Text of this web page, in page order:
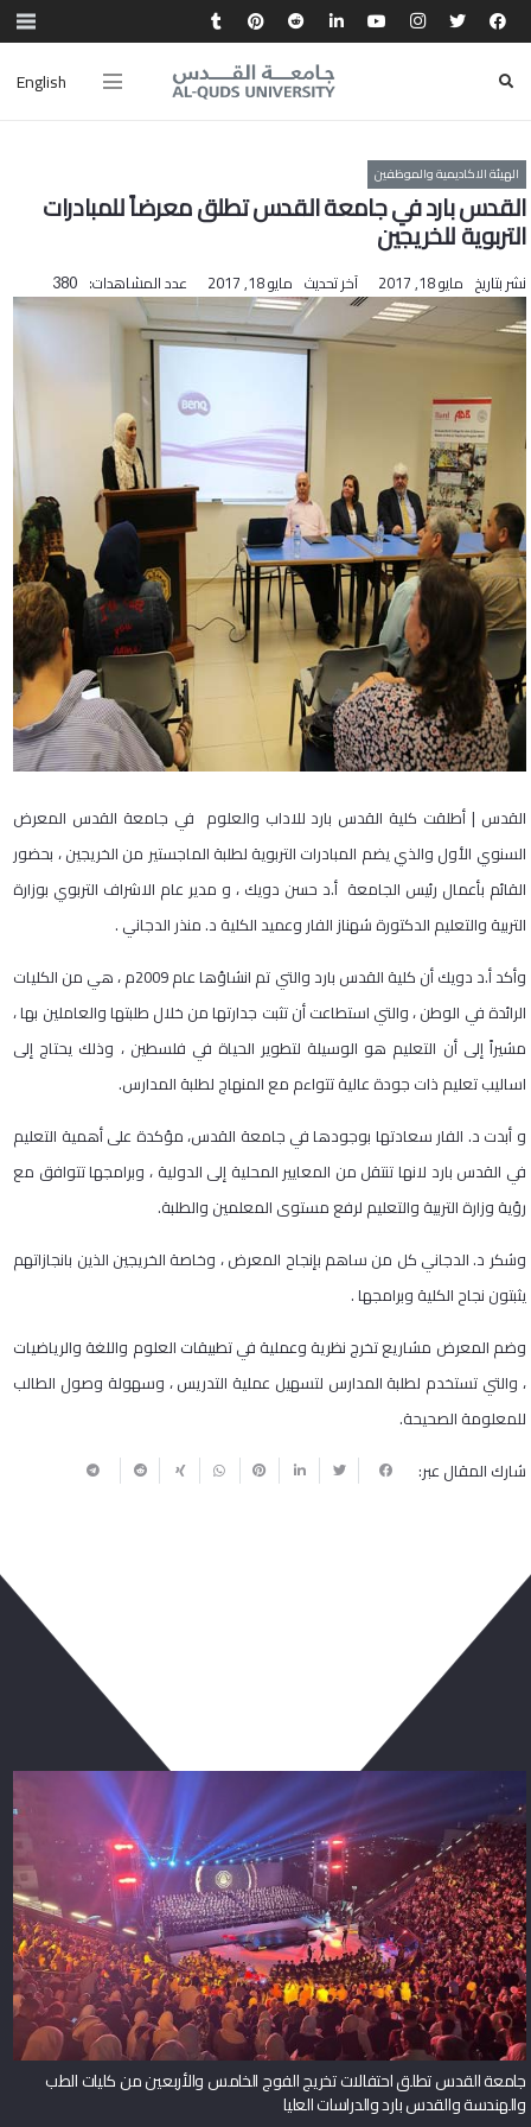
English
الهيئة الاكاديمية والموظفين
القدس بارد في جامعة القدس تطلق معرضاً للمبادرات
التربوية للخريجين
نشر بتاريخ مايو 18, 2017 آخر تحديث مايو 18, 2017 عدد المشاهدات: 380
القدس | أطلقت كلية القدس بارد للاداب والعلوم في جامعة القدس المعرض
السنوي الأول والذي يضم المبادرات التربوية لطلبة الماجستير من الخريجين ، بحضور
القائم بأعمال رئيس الجامعة أ.د حسن دويك ، و مدير عام الاشراف التربوي بوزارة
التربية والتعليم الدكتورة شهناز الفار وعميد الكلية د. منذر الدجاني .
وأكد أ.د دويك أن كلية القدس بارد والتي تم انشاؤها عام 2009م ، هي من الكليات
الرائدة في الوطن ، والتي استطاعت أن تثبت جدارتها من خلال طلبتها والعاملين بها ،
مشيراً إلى أن التعليم هو الوسيلة لتطوير الحياة في فلسطين ، وذلك يحتاج إلى
اساليب تعليم ذات جودة عالية تتواءم مع المنهاج لطلبة المدارس.
و أبدت د. الفار سعادتها بوجودها في جامعة القدس، مؤكدة على أهمية التعليم
في القدس بارد لانها تنتقل من المعايير المحلية إلى الدولية ، وبرامجها تتوافق مع
رؤية وزارة التربية والتعليم لرفع مستوى المعلمين والطلبة.
وشكر د. الدجاني كل من ساهم بإنجاح المعرض ، وخاصة الخريجين الذين بانجازاتهم
يثبتون نجاح الكلية وبرامجها .
وضم المعرض مشاريع تخرج نظرية وعملية في تطبيقات العلوم واللغة والرياضيات
، والتي تستخدم لطلبة المدارس لتسهيل عملية التدريس ، وسهولة وصول الطالب
للمعلومة الصحيحة.
شارك المقال عبر:
جامعة القدس تطلق احتفالات تخريج الفوج الخامس والأربعين من كليات الطب
والهندسة والقدس بارد والدراسات العليا